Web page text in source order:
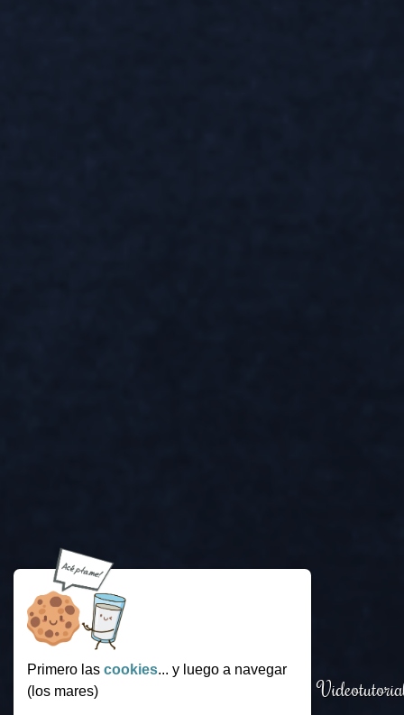
Primero las cookies... y luego a navegar
(los mares)